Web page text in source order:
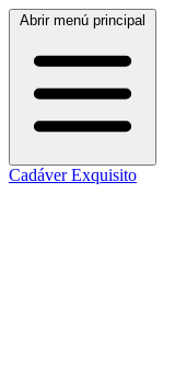
Abrir menú principal
Cadáver Exquisito